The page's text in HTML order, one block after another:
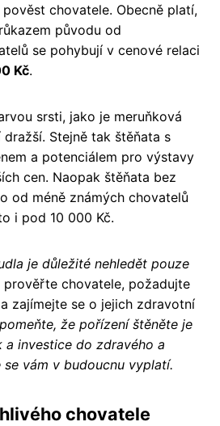
chovatele. Obecně platí,
původu od
se pohybují v cenové relaci
Kč.
srsti, jako je meruňková
Stejně tak štěňata s
a potenciálem pro výstavy
cen. Naopak štěňata bez
od méně známých chovatelů
i pod 10 000 Kč.
je důležité nehledět pouze
prověřte chovatele, požadujte
zajímejte se o jejich zdravotní
že pořízení štěněte je
investice do zdravého a
vám v budoucnu vyplatí.
chovatele